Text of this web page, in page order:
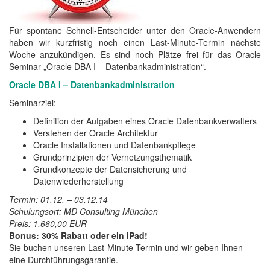
Für spontane Schnell-Entscheider unter den Oracle-Anwendern
haben wir kurzfristig noch einen Last-Minute-Termin nächste
Woche anzukündigen. Es sind noch Plätze frei für das Oracle
Seminar „Oracle DBA I – Datenbankadministration“.
Oracle DBA I – Datenbankadministration
Seminarziel:
Definition der Aufgaben eines Oracle Datenbankverwalters
Verstehen der Oracle Architektur
Oracle Installationen und Datenbankpflege
Grundprinzipien der Vernetzungsthematik
Grundkonzepte der Datensicherung und
Datenwiederherstellung
Termin: 01.12. – 03.12.14
Schulungsort: MD Consulting München
Preis: 1.660,00 EUR
Bonus: 30% Rabatt oder ein iPad!
Sie buchen unseren Last-Minute-Termin und wir geben Ihnen
eine Durchführungsgarantie.